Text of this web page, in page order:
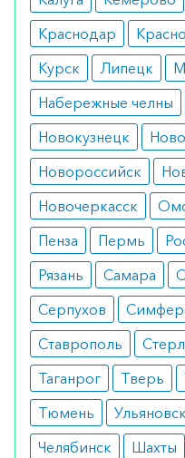
беременность,
аритмия.
Побочные
тошнота;
рвота;
снижение
сокращений;
снижение
пептические
Как оформить
Вы можете заказать
аптеку-партнёра в
можете оформить
заказать по телефону
с любого телефона
Краснодар
Курск
Липецк
Набережные челны
Новокузнецк
Новороссийск
Новочеркасск
Пенза
Пермь
Рязань
Самара
Серпухов
Ставрополь
Таганрог
Тверь
Тюмень
Челябинск
Шахты